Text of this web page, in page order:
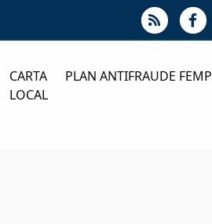
CARTA
LOCAL
PLAN ANTIFRAUDE FEMP